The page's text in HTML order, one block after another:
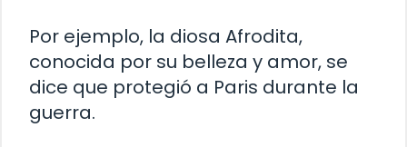
Por ejemplo, la diosa Afrodita,
conocida por su belleza y amor, se
dice que protegió a Paris durante la
guerra.